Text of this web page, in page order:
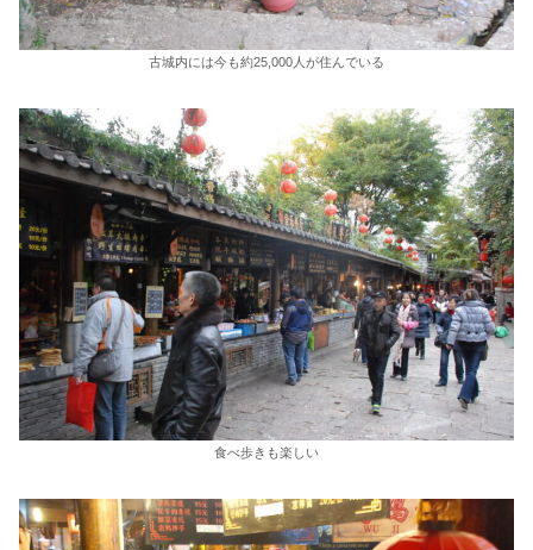
古城内には今も約25,000人が住んでいる
食べ歩きも楽しい